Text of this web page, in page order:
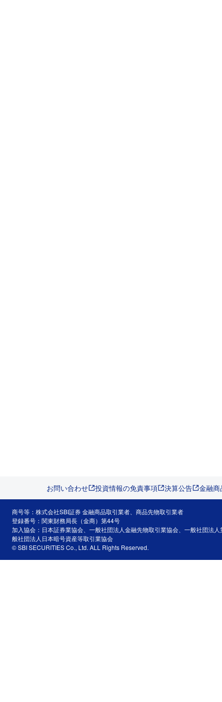
お問い合わせ 投資情報の免責事項 決算公告 金融
商号等：株式会社SBI証券 金融商品取引業者、商品先物取引業者
登録番号：関東財務局長（金商）第44号
加入協会：日本証券業協会、一般社団法人金融先物取引業協会、一般社団法
般社団法人日本暗号資産等取引業協会
© SBI SECURITIES Co., Ltd. ALL Rights Reserved.